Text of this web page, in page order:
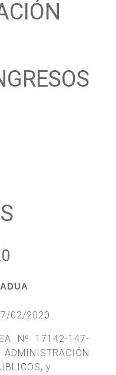
02/2020
Nº 17142-147-
y